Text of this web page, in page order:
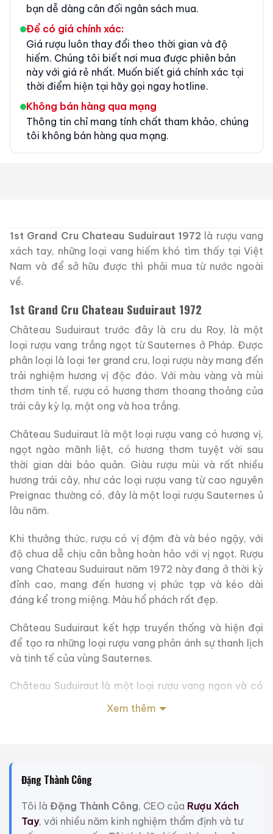
bạn dễ dàng cân đối ngân sách mua.
Để có giá chính xác:
Giá rượu luôn thay đổi theo thời gian và độ
hiếm. Chúng tôi biết nơi mua được phiên bản
này với giá rẻ nhất. Muốn biết giá chính xác tại
thời điểm hiện tại hãy gọi ngay hotline.
Không bán hàng qua mạng
Thông tin chỉ mang tính chất tham khảo, chúng
tôi không bán hàng qua mạng.
1st Grand Cru Chateau Suduiraut 1972 là rượu vang
xách tay, những loại vang hiếm khó tìm thấy tại Việt
Nam và để sở hữu được thì phải mua từ nước ngoài
về.
1st Grand Cru Chateau Suduiraut 1972
Château Suduiraut trước đây là cru du Roy, là một
loại rượu vang trắng ngọt từ Sauternes ở Pháp. Được
phân loại là loại 1er grand cru, loại rượu này mang đến
trải nghiệm hương vị độc đáo. Với màu vàng và mùi
thơm tinh tế, rượu có hương thơm thoang thoảng của
trái cây kỳ lạ, mật ong và hoa trắng.
Château Suduiraut là một loại rượu vang có hương vị,
ngọt ngào mãnh liệt, có hương thơm tuyệt vời sau
thời gian dài bảo quản. Giàu rượu mùi và rất nhiều
hương trái cây, như các loại rượu vang từ cao nguyên
Preignac thường có, đây là một loại rượu Sauternes ủ
lâu năm.
Khi thưởng thức, rượu có vị đậm đà và béo ngậy, với
độ chua dễ chịu cân bằng hoàn hảo với vị ngọt. Rượu
vang Chateau Suduiraut năm 1972 này đang ở thời kỳ
đỉnh cao, mang đến hương vị phức tạp và kéo dài
đáng kể trong miệng. Màu hổ phách rất đẹp.
Château Suduiraut kết hợp truyền thống và hiện đại
để tạo ra những loại rượu vang phản ánh sự thanh lịch
và tinh tế của vùng Sauternes.
Château Suduiraut là một loại rượu vang ngon và có
độ siro mạnh mẽ, phát triển hương thơm tuyệt vời sau
Château Suduiraut 1970, chúng tôi khuyên bạn nên
nếm thử khi ướp lạnh một chút, ở nhiệt độ từ 10 đến
12°C. Để thoáng khí trong vài phút trước khi nếm thử
để tỏa ra toàn bộ hương thơm. Loại rượu này kết hợp
tuyệt vời với gan ngỗng, pho mát xanh và các món
Xem thêm
Đặng Thành Công
Tôi là Đặng Thành Công, CEO của Rượu Xách
Tay, với nhiều năm kinh nghiệm thẩm định và tư